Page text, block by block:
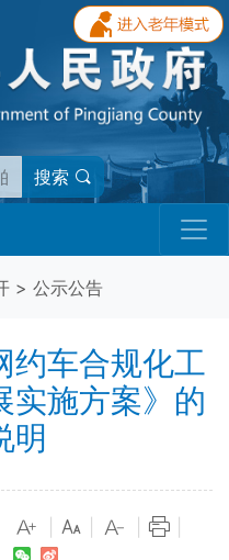
搜索
> 公示公告
约车合规化工
实施方案》的
明